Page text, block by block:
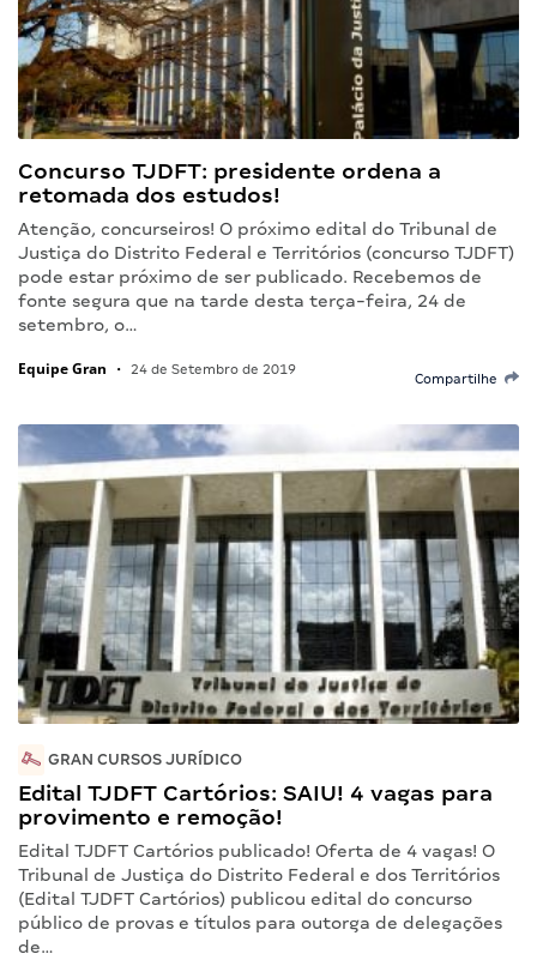
Concurso TJDFT: presidente ordena a
retomada dos estudos!
Atenção, concurseiros! O próximo edital do Tribunal de
Justiça do Distrito Federal e Territórios (concurso TJDFT)
pode estar próximo de ser publicado. Recebemos de
fonte segura que na tarde desta terça-feira, 24 de
setembro, o…
Equipe Gran • 24 de Setembro de 2019
Compartilhe
GRAN CURSOS JURÍDICO
Edital TJDFT Cartórios: SAIU! 4 vagas para
provimento e remoção!
Edital TJDFT Cartórios publicado! Oferta de 4 vagas! O
Tribunal de Justiça do Distrito Federal e dos Territórios
(Edital TJDFT Cartórios) publicou edital do concurso
público de provas e títulos para outorga de delegações
de…